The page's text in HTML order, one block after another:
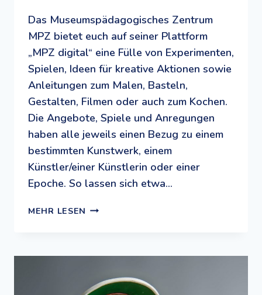
Das Museumspädagogisches Zentrum
MPZ bietet euch auf seiner Plattform
„MPZ digital“ eine Fülle von Experimenten,
Spielen, Ideen für kreative Aktionen sowie
Anleitungen zum Malen, Basteln,
Gestalten, Filmen oder auch zum Kochen.
Die Angebote, Spiele und Anregungen
haben alle jeweils einen Bezug zu einem
bestimmten Kunstwerk, einem
Künstler/einer Künstlerin oder einer
Epoche. So lassen sich etwa…
MEHR LESEN DAS
DIGITALES